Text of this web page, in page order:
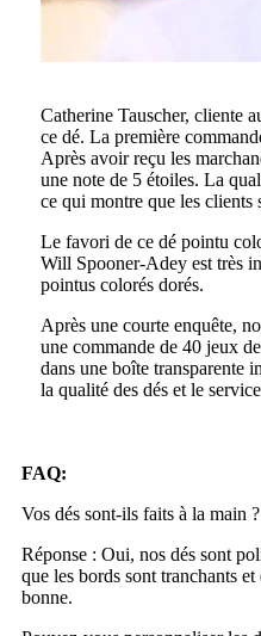
Catherine Tauscher, cliente
ce dé. La première
Après avoir reçu les
une note de 5 étoiles. La
ce qui montre que les clients
Le favori de ce dé pointu
Will Spooner-Adey est très
pointus colorés dorés.
Après une courte enquête,
une commande de 40 jeux
dans une boîte transparente
la qualité des dés et le
FAQ:
Vos dés sont-ils faits à la main ?
Réponse : Oui, nos dés sont
que les bords sont tranchants
bonne.